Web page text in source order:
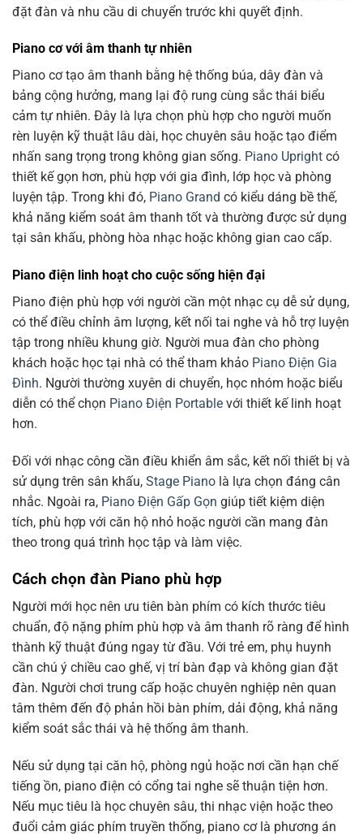
đặt đàn và nhu cầu di chuyển trước khi quyết định.
Piano cơ với âm thanh tự nhiên
Piano cơ tạo âm thanh bằng hệ thống búa, dây đàn và
bảng cộng hưởng, mang lại độ rung cùng sắc thái biểu
cảm tự nhiên. Đây là lựa chọn phù hợp cho người muốn
rèn luyện kỹ thuật lâu dài, học chuyên sâu hoặc tạo điểm
nhấn sang trọng trong không gian sống. Piano Upright có
thiết kế gọn hơn, phù hợp với gia đình, lớp học và phòng
luyện tập. Trong khi đó, Piano Grand có kiểu dáng bề thế,
khả năng kiểm soát âm thanh tốt và thường được sử dụng
tại sân khấu, phòng hòa nhạc hoặc không gian cao cấp.
Piano điện linh hoạt cho cuộc sống hiện đại
Piano điện phù hợp với người cần một nhạc cụ dễ sử dụng,
có thể điều chỉnh âm lượng, kết nối tai nghe và hỗ trợ luyện
tập trong nhiều khung giờ. Người mua đàn cho phòng
khách hoặc học tại nhà có thể tham khảo Piano Điện Gia
Đình. Người thường xuyên di chuyển, học nhóm hoặc biểu
diễn có thể chọn Piano Điện Portable với thiết kế linh hoạt
hơn.
Đối với nhạc công cần điều khiển âm sắc, kết nối thiết bị và
sử dụng trên sân khấu, Stage Piano là lựa chọn đáng cân
nhắc. Ngoài ra, Piano Điện Gấp Gọn giúp tiết kiệm diện
tích, phù hợp với căn hộ nhỏ hoặc người cần mang đàn
theo trong quá trình học tập và làm việc.
Cách chọn đàn Piano phù hợp
Người mới học nên ưu tiên bàn phím có kích thước tiêu
chuẩn, độ nặng phím phù hợp và âm thanh rõ ràng để hình
thành kỹ thuật đúng ngay từ đầu. Với trẻ em, phụ huynh
cần chú ý chiều cao ghế, vị trí bàn đạp và không gian đặt
đàn. Người chơi trung cấp hoặc chuyên nghiệp nên quan
tâm thêm đến độ phản hồi bàn phím, dải động, khả năng
kiểm soát sắc thái và hệ thống âm thanh.
Nếu sử dụng tại căn hộ, phòng ngủ hoặc nơi cần hạn chế
tiếng ồn, piano điện có cổng tai nghe sẽ thuận tiện hơn.
Nếu mục tiêu là học chuyên sâu, thi nhạc viện hoặc theo
đuổi cảm giác phím truyền thống, piano cơ là phương án